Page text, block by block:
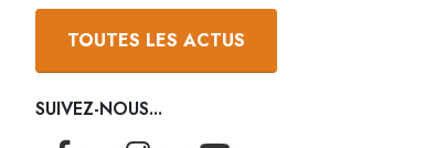
TOUTES LES ACTUS
SUIVEZ-NOUS...